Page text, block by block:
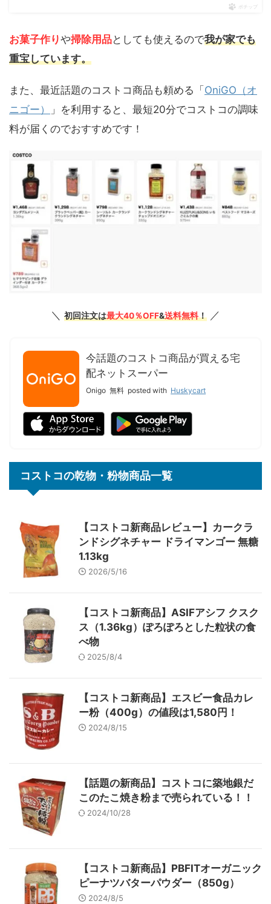
ポチップ
お菓子作りや掃除用品としても使えるので我が家でも
重宝しています。
また、最近話題のコストコ商品も頼める「OniGO（オ
ニゴー）
」を利用すると、最短20分でコストコの調味
料が届くのでおすすめです！
＼ 初回注文は最大40％OFF&送料無料！ ／
今話題のコストコ商品が買える宅
配ネットスーパー
Onigo 無料 posted with Huskycart
コストコの乾物・粉物商品一覧
【コストコ新商品レビュー】カークラ
ンドシグネチャー ドライマンゴー 無糖
1.13kg
2026/5/16
【コストコ新商品】ASIFアシフ クスク
ス（1.36kg）ぽろぽろとした粒状の食
べ物
2025/8/4
【コストコ新商品】エスビー食品カレ
ー粉（400g）の値段は1,580円！
2024/8/15
【話題の新商品】コストコに築地銀だ
このたこ焼き粉まで売られている！！
2024/10/28
【コストコ新商品】PBFITオーガニック
ピーナツバターパウダー（850g）
2024/8/5